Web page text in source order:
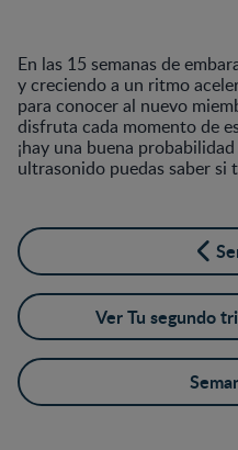
En las 15 semanas de
y creciendo a un ritmo
para conocer al nuevo
disfruta cada momento de
¡hay una buena
ultrasonido puedas saber si
Ver Tu segundo